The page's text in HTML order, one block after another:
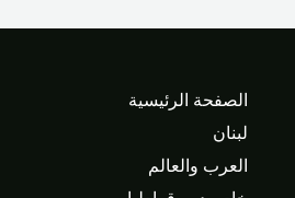
الصفحة الرئيسية
لبنان
العرب والعالم